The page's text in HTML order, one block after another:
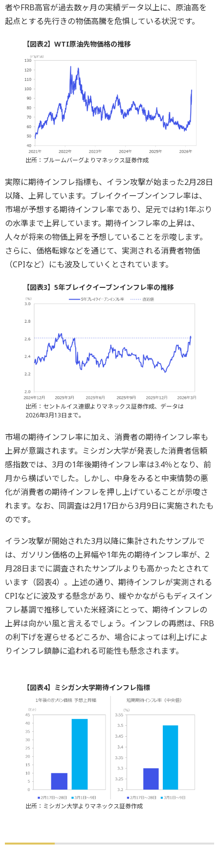
者やFRB高官が過去数ヶ月の実績データ以上に、原油高を
起点とする先行きの物価高騰を危惧している状況です。
【図表2】WTI原油先物価格の推移
出所：ブルームバーグよりマネックス証券作成
実際に期待インフレ指標も、イラン攻撃が始まった2月28日
以降、上昇しています。ブレイクイーブンインフレ率は、
市場が予想する期待インフレ率であり、足元では約1年ぶり
の水準まで上昇しています。期待インフレ率の上昇は、
人々が将来の物価上昇を予想していることを示唆します。
さらに、価格転嫁などを通じて、実測される消費者物価
（CPIなど）にも波及していくとされています。
【図表3】5年ブレイクイーブンインフレ率の推移
出所：セントルイス連銀よりマネックス証券作成、データは
2026年3月13日まで。
市場の期待インフレ率に加え、消費者の期待インフレ率も
上昇が意識されます。ミシガン大学が発表した消費者信頼
感指数では、3月の1年後期待インフレ率は3.4％となり、前
月から横ばいでした。しかし、中身をみると中東情勢の悪
化が消費者の期待インフレを押し上げていることが示唆さ
れます。なお、同調査は2月17日から3月9日に実施されたも
のです。
イラン攻撃が開始された3月以降に集計されたサンプルで
は、ガソリン価格の上昇幅や1年先の期待インフレ率が、2
月28日までに調査されたサンプルよりも高かったとされて
います（図表4）。上述の通り、期待インフレが実測される
CPIなどに波及する懸念があり、緩やかながらもディスイン
フレ基調で推移していた米経済にとって、期待インフレの
上昇は向かい風と言えるでしょう。インフレの再燃は、FRB
の利下げを遅らせるどころか、場合によっては利上げによ
りインフレ鎮静に追われる可能性も懸念されます。
【図表4】ミシガン大学期待インフレ指標
出所：ミシガン大学よりマネックス証券作成